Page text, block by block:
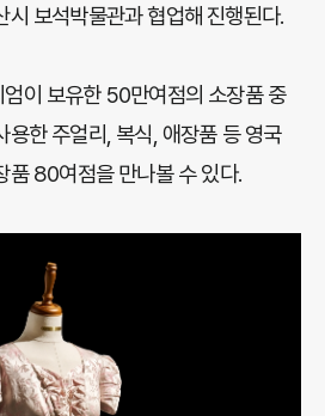
시 보석박물관과 협업해 진행된다.
이 보유한 50만여점의 소장품 중
용한 주얼리, 복식, 애장품 등 영국
품 80여점을 만나볼 수 있다.